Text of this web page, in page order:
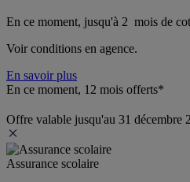
En ce moment, jusqu'à 2  mois de
Voir conditions en agence.
En savoir plus
En ce moment, 12 mois offerts*
Offre valable jusqu'au 31 décembre
Assurance scolaire